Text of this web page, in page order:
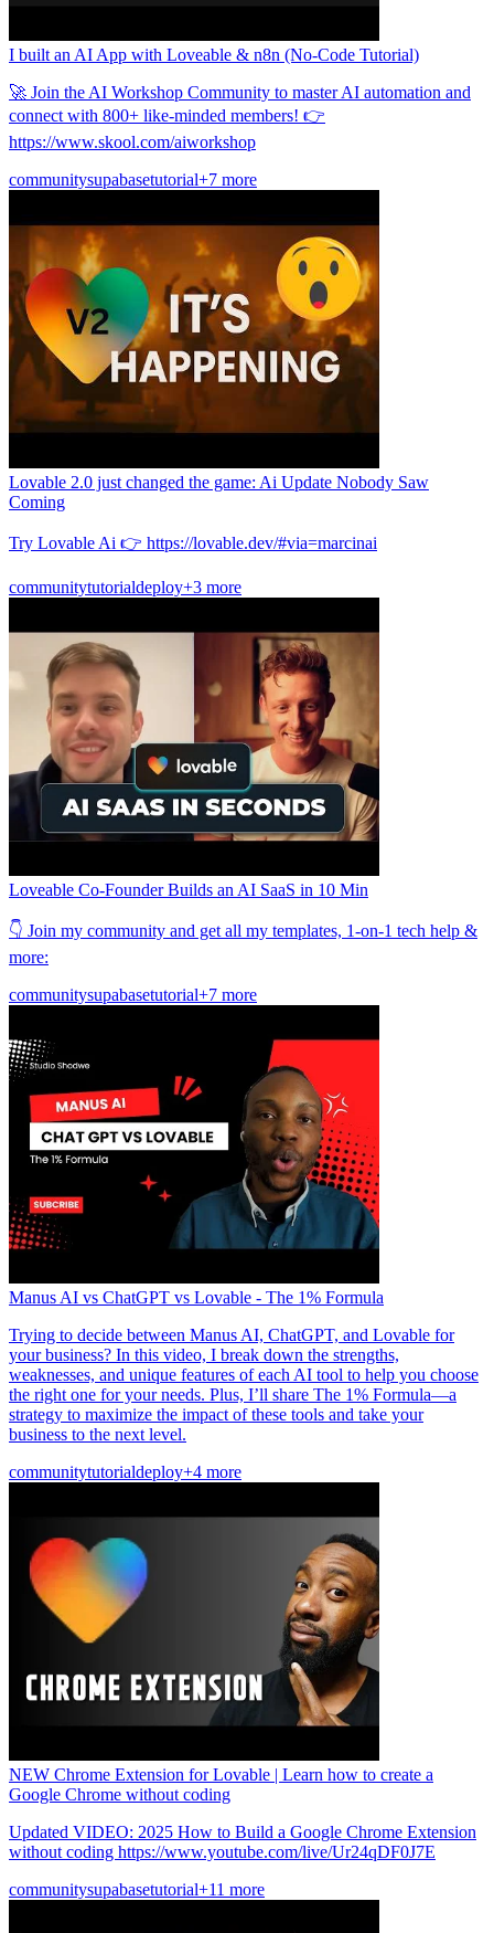
I built an AI App with Loveable & n8n (No-Code Tutorial)
🚀 Join the AI Workshop Community to master AI automation and
connect with 800+ like-minded members! 👉
https://www.skool.com/aiworkshop
communitysupabasetutorial+7 more
Lovable 2.0 just changed the game: Ai Update Nobody Saw
Coming
Try Lovable Ai 👉 https://lovable.dev/#via=marcinai
communitytutorialdeploy+3 more
Loveable Co-Founder Builds an AI SaaS in 10 Min
👇 Join my community and get all my templates, 1-on-1 tech help &
more:
communitysupabasetutorial+7 more
Manus AI vs ChatGPT vs Lovable - The 1% Formula
Trying to decide between Manus AI, ChatGPT, and Lovable for
your business? In this video, I break down the strengths,
weaknesses, and unique features of each AI tool to help you choose
the right one for your needs. Plus, I’ll share The 1% Formula—a
strategy to maximize the impact of these tools and take your
business to the next level.
communitytutorialdeploy+4 more
NEW Chrome Extension for Lovable | Learn how to create a
Google Chrome without coding
Updated VIDEO: 2025 How to Build a Google Chrome Extension
without coding https://www.youtube.com/live/Ur24qDF0J7E
communitysupabasetutorial+11 more